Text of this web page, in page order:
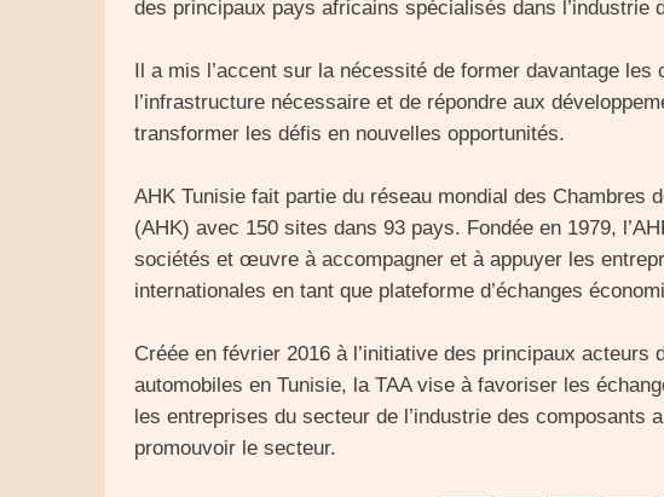
des principaux pays africains spécialisés dans l’industrie
Il a mis l’accent sur la nécessité de former davantage
l’infrastructure nécessaire et de répondre aux
transformer les défis en nouvelles opportunités.
AHK Tunisie fait partie du réseau mondial des Chambres
(AHK) avec 150 sites dans 93 pays. Fondée en 1979,
sociétés et œuvre à accompagner et à appuyer les
internationales en tant que plateforme d’échanges
Créée en février 2016 à l’initiative des principaux acteurs
automobiles en Tunisie, la TAA vise à favoriser les
les entreprises du secteur de l’industrie des composants
promouvoir le secteur.